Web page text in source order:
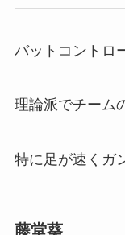
バットコントロ
理論派でチーム
特に足が速くガ
藤堂葵